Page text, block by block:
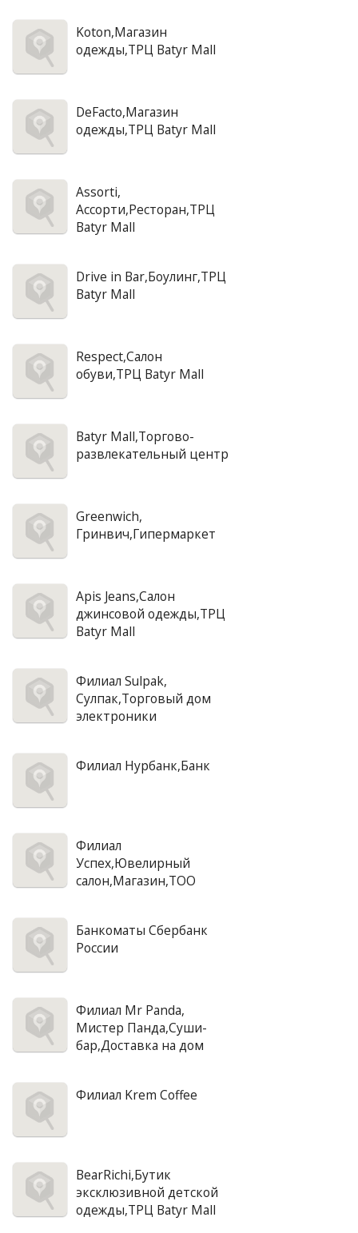
Koton,Магазин
одежды,ТРЦ Batyr Mall
DeFacto,Магазин
одежды,ТРЦ Batyr Mall
Assorti,
Ассорти,Ресторан,ТРЦ
Batyr Mall
Drive in Bar,Боулинг,ТРЦ
Batyr Mall
Respect,Салон
обуви,ТРЦ Batyr Mall
Batyr Mall,Торгово-
развлекательный центр
Greenwich,
Гринвич,Гипермаркет
Apis Jeans,Салон
джинсовой одежды,ТРЦ
Batyr Mall
Филиал Sulpak,
Сулпак,Торговый дом
электроники
Филиал Нурбанк,Банк
Филиал
Успех,Ювелирный
салон,Магазин,ТОО
Банкоматы Сбербанк
России
Филиал Mr Panda,
Мистер Панда,Суши-
бар,Доставка на дом
Филиал Krem Coffee
BearRichi,Бутик
эксклюзивной детской
одежды,ТРЦ Batyr Mall